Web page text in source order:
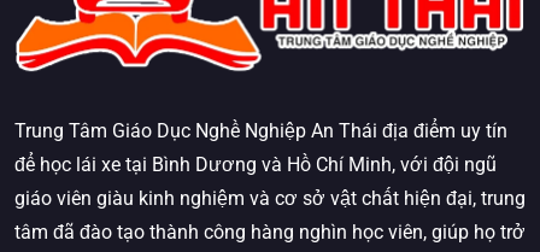
Trung Tâm Giáo Dục Nghề Nghiệp An Thái địa điểm uy tín
để học lái xe tại Bình Dương và Hồ Chí Minh, với đội ngũ
giáo viên giàu kinh nghiệm và cơ sở vật chất hiện đại, trung
tâm đã đào tạo thành công hàng nghìn học viên, giúp họ trở